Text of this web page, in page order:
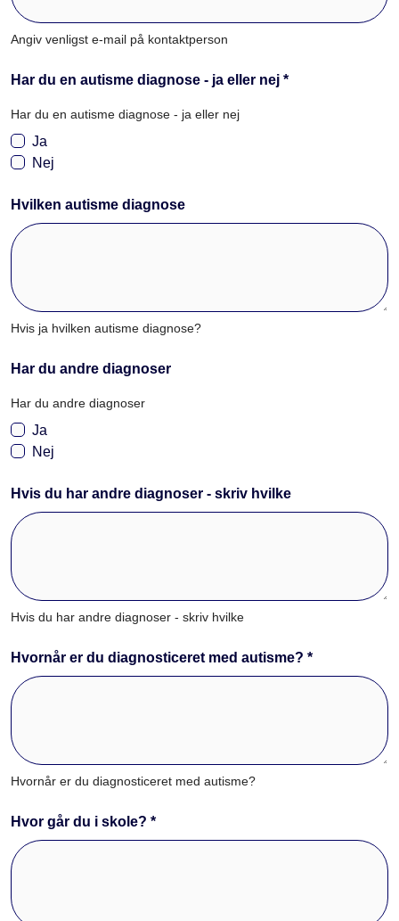
Angiv venligst e-mail på kontaktperson
Har du en autisme diagnose - ja eller nej *
Har du en autisme diagnose - ja eller nej
Ja
Nej
Hvilken autisme diagnose
Hvis ja hvilken autisme diagnose?
Har du andre diagnoser
Har du andre diagnoser
Ja
Nej
Hvis du har andre diagnoser - skriv hvilke
Hvis du har andre diagnoser - skriv hvilke
Hvornår er du diagnosticeret med autisme? *
Hvornår er du diagnosticeret med autisme?
Hvor går du i skole? *